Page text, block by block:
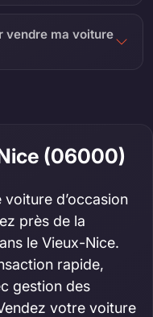
vendre ma voiture
(06000)
d’occasion
près de la
le Vieux-Nice.
rapide,
gestion des
votre voiture